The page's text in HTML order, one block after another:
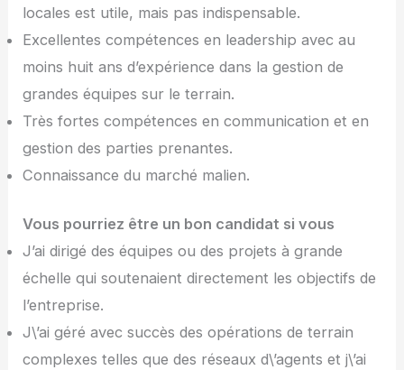
locales est utile, mais pas indispensable.
Excellentes compétences en leadership avec au
moins huit ans d’expérience dans la gestion de
grandes équipes sur le terrain.
Très fortes compétences en communication et en
gestion des parties prenantes.
Connaissance du marché malien.
Vous pourriez être un bon candidat si vous
J’ai dirigé des équipes ou des projets à grande
échelle qui soutenaient directement les objectifs de
l’entreprise.
J\’ai géré avec succès des opérations de terrain
complexes telles que des réseaux d\’agents et j\’ai